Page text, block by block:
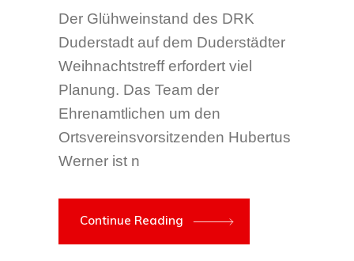
Der Glühweinstand des DRK
Duderstadt auf dem Duderstädter
Weihnachtstreff erfordert viel
Planung. Das Team der
Ehrenamtlichen um den
Ortsvereinsvorsitzenden Hubertus
Werner ist n
Continue Reading